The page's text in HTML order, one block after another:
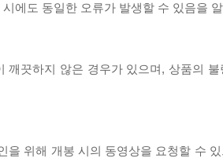
에도 동일한 오류가 발생할 수 있음을
깨끗하지 않은 경우가 있으며, 상품의
을 위해 개봉 시의 동영상을 요청할 수